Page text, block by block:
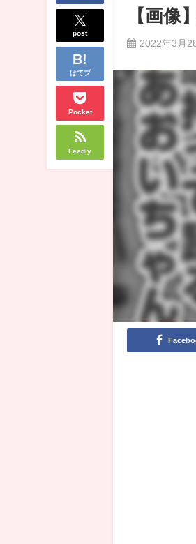
post
はてブ
Pocket
Feedly
【画像
2022年3月